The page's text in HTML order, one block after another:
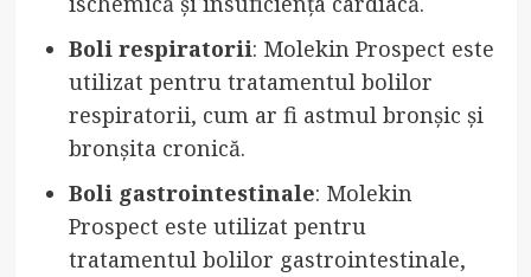
Boli respiratorii: Molekin Prospect este
utilizat pentru tratamentul bolilor
respiratorii, cum ar fi astmul bronșic și
bronșita cronică.
Boli gastrointestinale: Molekin
Prospect este utilizat pentru
tratamentul bolilor gastrointestinale,